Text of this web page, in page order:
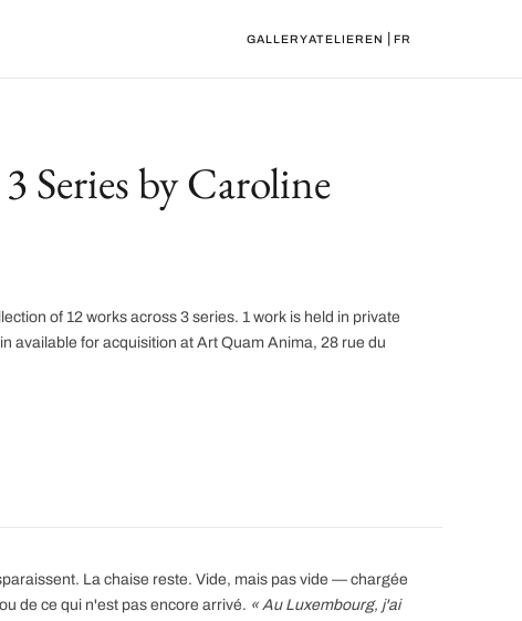
GALLERYATELIEREN FR
by Caroline
of 12 works across 3 series. 1 work is held in private
available for acquisition at Art Quam Anima, 28 rue du
La chaise reste. Vide, mais pas vide — chargée
de ce qui n'est pas encore arrivé. « Au Luxembourg, j'ai